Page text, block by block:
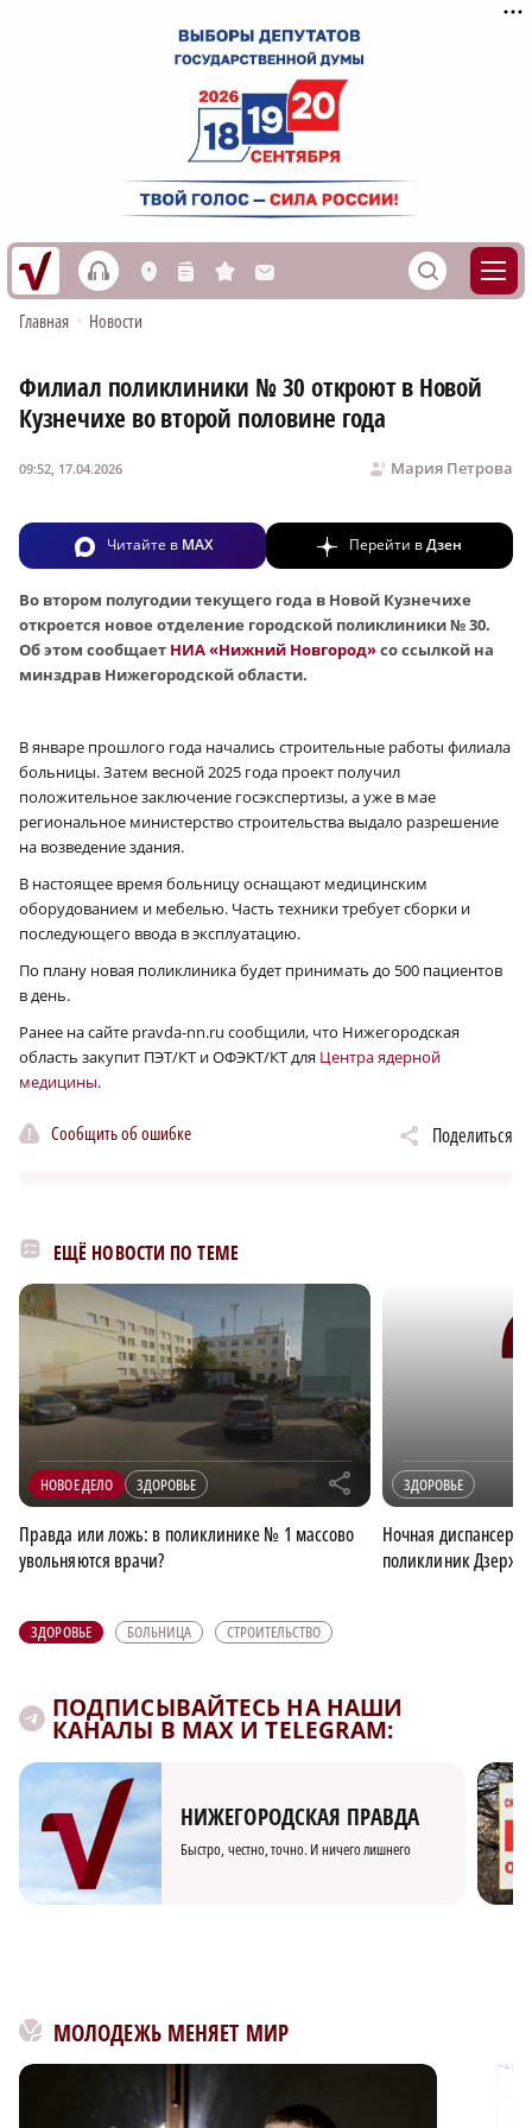
h L n s M S
Главная • Новости
Филиал поликлиники № 30 откроют в Новой
Кузнечихе во второй половине года
Мария Петрова
09:52, 17.04.2026
Читайте в MAX Перейти вДзен
Во втором полугодии текущего года в Новой Кузнечихе
откроется новое отделение городской поликлиники № 30.
Об этом сообщает НИА «Нижний Новгород»со ссылкой на
минздрав Нижегородской области.
В январе прошлого года начались строительные работы филиала
больницы. Затем весной 2025 года проект получил
положительное заключение госэкспертизы, а уже в мае
региональное министерство строительства выдало разрешение
на возведение здания.
В настоящее время больницу оснащают медицинским
оборудованием и мебелью. Часть техники требует сборки и
последующего ввода в эксплуатацию.
По плану новая поликлиника будет принимать до 500 пациентов
в день.
Ранее на сайте pravda-nn.ru сообщили, что Нижегородская
область закупит ПЭТ/КТ и ОФЭКТ/КТ для Центра ядерной
медицины.
Сообщить об ошибке Поделиться
ЕЩЁ НОВОСТИ ПО ТЕМЕ
НОВОЕ ДЕЛО ЗДОРОВЬЕ r
Правда или ложь: в поликлинике № 1 массово
увольняются врачи?
ЗДОРОВЬЕ
Ночная
поликлиник
ЗДОРОВЬЕ БОЛЬНИЦА СТРОИТЕЛЬСТВО
ПОДПИСЫВАЙТЕСЬ НА НАШИ
КАНАЛЫ В MAX И TELEGRAM:
НИЖЕГОРОДСКАЯ ПРАВДА
Быстро, честно, точно. И ничего лишнего
МОЛОДЕЖЬ МЕНЯЕТ МИР
×